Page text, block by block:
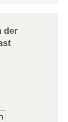
der